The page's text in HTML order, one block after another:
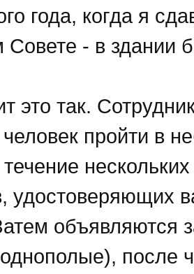
года, когда я
Совете - в здании
это так.
человек пройти в
удостоверяющих
объявляются
после